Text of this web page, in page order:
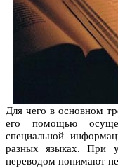
Для чего в основном
его помощью
специальной
разных языках. При
переводом понимают